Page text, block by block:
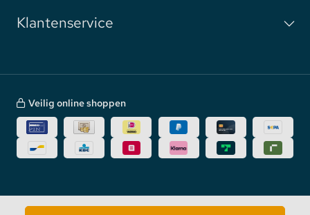
Klantenservice
Veilig online shoppen